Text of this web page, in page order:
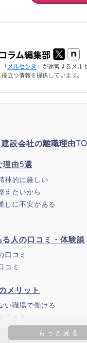
ラム編集部
「メルセンヌ 」が運営するメル
立つ情報を提供しています。
設会社の離職理由
理由5選
神的に厳しい
えたいから
しに不安がある
人の口コミ・体験談
口コミ
コミ
メリット
い職場で働ける
できる
プが狙える